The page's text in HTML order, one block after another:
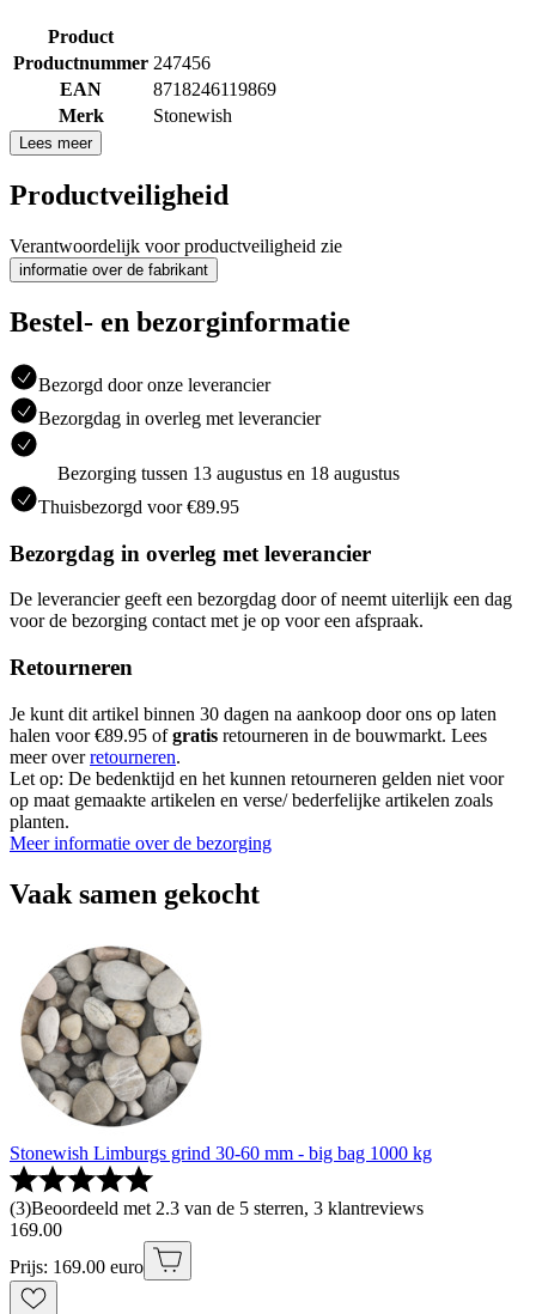
Product
Productnummer 247456
EAN
8718246119869
Merk
Stonewish
Lees meer
Productveiligheid
Verantwoordelijk voor productveiligheid zie
informatie over de fabrikant
Bestel- en bezorginformatie
Bezorgd door onze leverancier
Bezorgdag in overleg met leverancier
Bezorging tussen 13 augustus en 18 augustus
Thuisbezorgd voor €89.95
Bezorgdag in overleg met leverancier
De leverancier geeft een bezorgdag door of neemt uiterlijk een dag
voor de bezorging contact met je op voor een afspraak.
Retourneren
Je kunt dit artikel binnen 30 dagen na aankoop door ons op laten
halen voor €89.95 ofgratis retourneren in de bouwmarkt. Lees
meer overretourneren.
Let op: De bedenktijd en het kunnen retourneren gelden niet voor
op maat gemaakte artikelen en verse/ bederfelijke artikelen zoals
planten.
Meer informatie over de bezorging
Vaak samen gekocht
Stonewish Limburgs grind 30-60 mm - big bag 1000 kg
(3)Beoordeeld met 2.3 van de 5 sterren, 3 klantreviews
169.00
Prijs: 169.00 euro